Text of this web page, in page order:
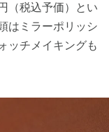
（税込予価）とい
はミラーポリッシ
ッチメイキングも